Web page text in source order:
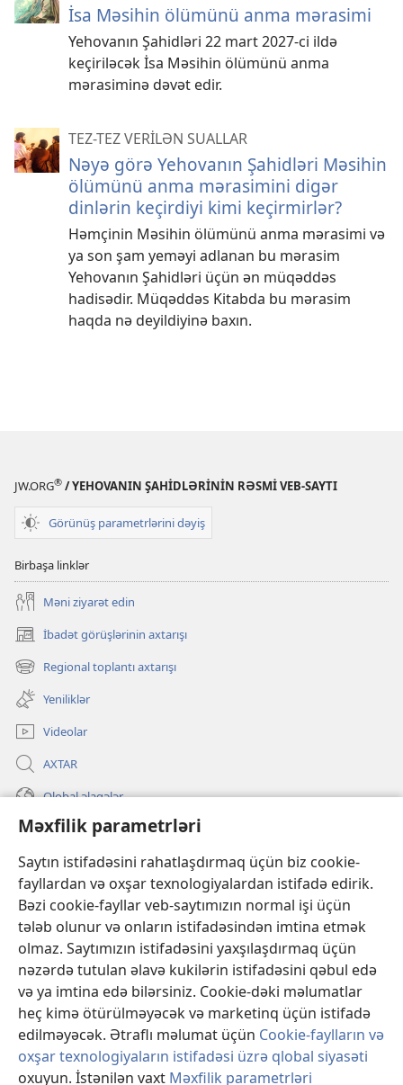
Məxfilik parametrləri
Saytın istifadəsini rahatlaşdırmaq üçün biz cookie-
fayllardan və oxşar texnologiyalardan istifadə edirik.
Bəzi cookie-fayllar veb-saytımızın normal işi üçün
tələb olunur və onların istifadəsindən imtina etmək
olmaz. Saytımızın istifadəsini yaxşılaşdırmaq üçün
nəzərdə tutulan əlavə kukilərin istifadəsini qəbul edə
və ya imtina edə bilərsiniz. Cookie-dəki məlumatlar
heç kimə ötürülməyəcək və marketinq üçün istifadə
edilməyəcək. Ətraflı məlumat üçün Cookie-faylların və
oxşar texnologiyaların istifadəsi üzrə qlobal siyasəti
oxuyun. İstənilən vaxt Məxfilik parametrləri
İsa Məsihin ölümünü anma mərasimi
Yehovanın Şahidləri 22 mart 2027-ci ildə
keçiriləcək İsa Məsihin ölümünü anma
mərasiminə dəvət edir.
TEZ-TEZ VERİLƏN SUALLAR
Nəyə görə Yehovanın Şahidləri Məsihin
ölümünü anma mərasimini digər
dinlərin keçirdiyi kimi keçirmirlər?
Həmçinin Məsihin ölümünü anma mərasimi və
ya son şam yeməyi adlanan bu mərasim
Yehovanın Şahidləri üçün ən müqəddəs
hadisədir. Müqəddəs Kitabda bu mərasim
haqda nə deyildiyinə baxın.
JW.ORG® / YEHOVANIN ŞAHİDLƏRİNİN RƏSMİ VEB-SAYTI
Görünüş parametrlərini dəyiş
Birbaşa linklər
Məni ziyarət edin
İbadət görüşlərinin axtarışı
(yeni
pəncərə
açılır)
Regional toplantı axtarışı
(yeni
pəncərə
açılır)
Yeniliklər
Videolar
AXTAR
Qlobal əlaqələr
KÖMƏK
(yeni
pəncərə
açılır) Gözətçi qülləsinin ONLAYN KİTABXANASI™
(yeni
pəncərə
açılır) JW Hub
(yeni
pəncərə
açılır)
«JW Library»®